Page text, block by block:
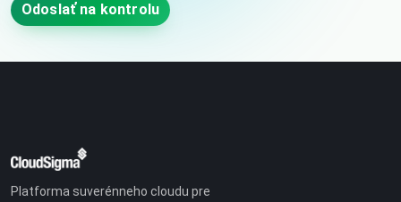
Odoslať na kontrolu
Platforma suverénneho cloudu pre